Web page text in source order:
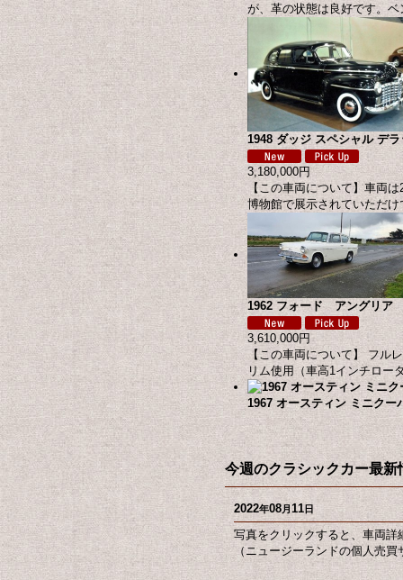
が、革の状態は良好です。
1948 ダッジ スペシャル デ
3,180,000円
【この車両について】車両
博物館で展示されていただ
1962 フォード アングリ
3,610,000円
【この車両について】 フル
リム使用（車高1インチロー
1967 オースティン ミニク
今週のクラシックカー最
2022年08月11日
写真をクリックすると、車両詳
（ニュージーランドの個人売